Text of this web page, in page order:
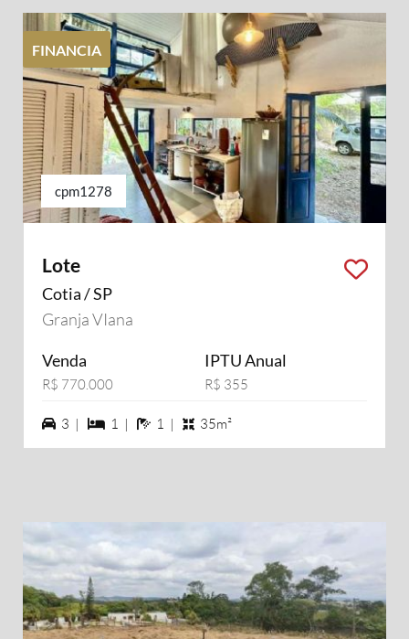
FINANCIA
cpm1278
Lote
Cotia / SP
Granja VIana
Venda
R$ 770.000
IPTU Anual
R$ 355
3 vagas na garagem
3 | 1 dormiórios
1 | 1 banheiros
1 | 35m²